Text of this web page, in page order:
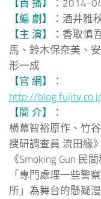
【首 播】： 2014-
【編 劇】： 酒井雅
【主 演】： 香取慎
馬、鈴木保奈美、
形一成
【官 網】：
http://
【簡 介】：
橫幕智裕原作、竹
搜研調查員 流田緣
《Smoking Gun 民
「專門處理一些警
所」為舞台的懸疑漫